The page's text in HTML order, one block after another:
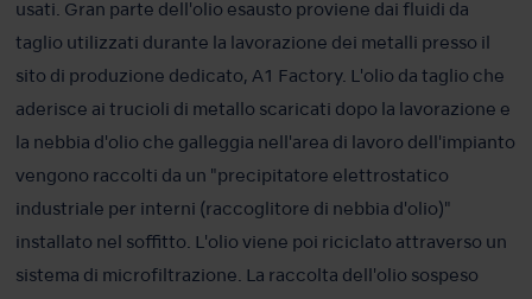
usati. Gran parte dell'olio esausto proviene dai fluidi da
taglio utilizzati durante la lavorazione dei metalli presso il
sito di produzione dedicato, A1 Factory. L'olio da taglio che
aderisce ai trucioli di metallo scaricati dopo la lavorazione e
la nebbia d'olio che galleggia nell'area di lavoro dell'impianto
vengono raccolti da un "precipitatore elettrostatico
industriale per interni (raccoglitore di nebbia d'olio)"
installato nel soffitto. L'olio viene poi riciclato attraverso un
sistema di microfiltrazione. La raccolta dell'olio sospeso